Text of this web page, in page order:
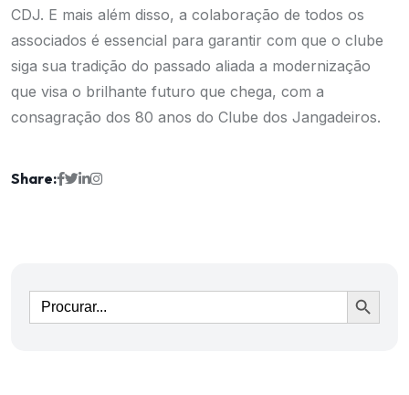
CDJ. E mais além disso, a colaboração de todos os
associados é essencial para garantir com que o clube
siga sua tradição do passado aliada a modernização
que visa o brilhante futuro que chega, com a
consagração dos 80 anos do Clube dos Jangadeiros.
Share:
Ir